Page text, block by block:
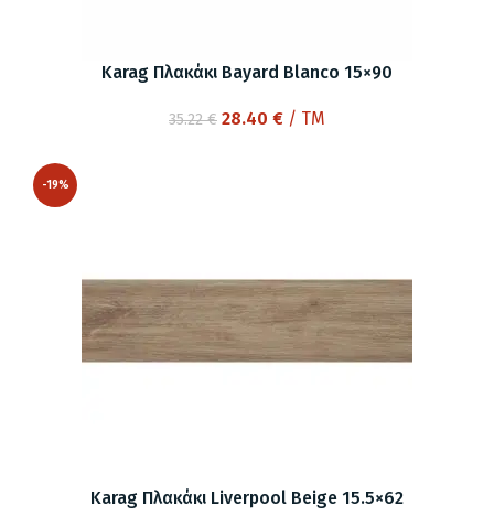
Karag Πλακάκι Bayard Blanco 15×90
35.22€ Original
28.40 €Η/ TM
-19%
Karag Πλακάκι Liverpool Beige 15.5×62